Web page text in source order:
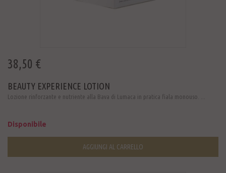
38,50 €
BEAUTY EXPERIENCE LOTION
Lozione rinforzante e nutriente alla Bava di Lumaca in pratica fiala monouso. ...
Disponibile
AGGIUNGI AL CARRELLO